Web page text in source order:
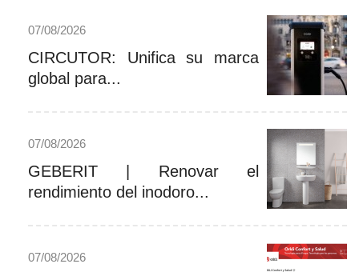
07/08/2026
CIRCUTOR: Unifica su marca
global para...
07/08/2026
GEBERIT | Renovar el
rendimiento del inodoro...
07/08/2026